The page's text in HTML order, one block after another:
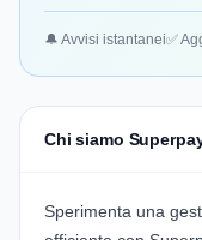
🔔 Avvisi istantanei✅
Chi siamo
Sperimenta una